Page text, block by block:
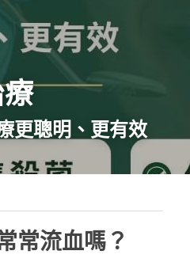
更聰明、更有效
常流血嗎？